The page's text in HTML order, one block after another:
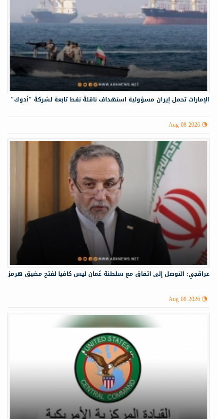
الإمارات تحمل إيران مسؤولية استهداف ناقلة نفط تابعة لشركة "أدوك"
Aug 08 2026
عراقجي: التوصل إلى اتفاق مع سلطنة عُمان ليس كافيا لفتح مضيق هرمز
Aug 08 2026